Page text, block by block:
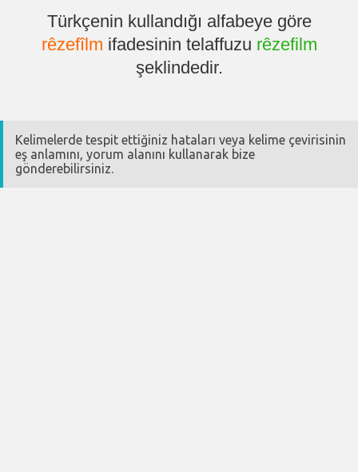
Türkçenin kullandığı alfabeye göre
rêzefîlm ifadesinin telaffuzu rêzefilm
şeklindedir.
Kelimelerde tespit ettiğiniz hataları veya kelime çevirisinin
eş anlamını, yorum alanını kullanarak bize
gönderebilirsiniz.